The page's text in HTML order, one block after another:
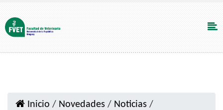
Inicio / Novedades / Noticias /